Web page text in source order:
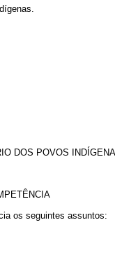
DOS POVOS
os seguintes assuntos: